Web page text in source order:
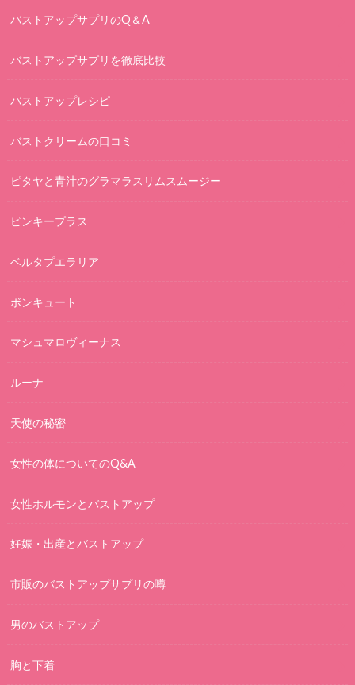
バストアップサプリのQ＆A
バストアップサプリを徹底比較
バストアップレシピ
バストクリームの口コミ
ピタヤと青汁のグラマラスリムスムージー
ピンキープラス
ベルタプエラリア
ボンキュート
マシュマロヴィーナス
ルーナ
天使の秘密
女性の体についてのQ&A
女性ホルモンとバストアップ
妊娠・出産とバストアップ
市販のバストアップサプリの噂
男のバストアップ
胸と下着